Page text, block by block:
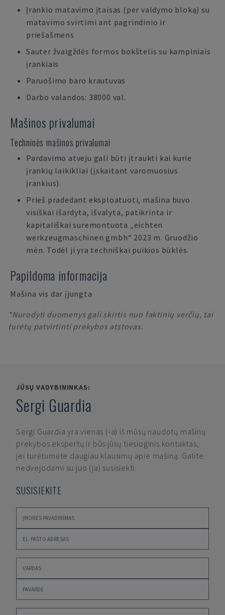
Įrankio matavimo įtaisas (per valdymo bloką) su
matavimo svirtimi ant pagrindinio ir
priešašmens
Sauter žvaigždės formos bokštelis su kampiniais
įrankiais
Paruošimo baro krautuvas
Darbo valandos: 38000 val.
Mašinos privalumai
Techninės mašinos privalumai
Pardavimo atveju gali būti įtraukti kai kurie
įrankių laikikliai (įskaitant varomuosius
įrankius).
Prieš pradedant eksploatuoti, mašina buvo
visiškai išardyta, išvalyta, patikrinta ir
kapitališkai suremontuota „eichten
werkzeugmaschinen gmbh“ 2023 m. Gruodžio
mėn. Todėl ji yra techniškai puikios būklės.
Papildoma informacija
Mašina vis dar įjungta
*Nurodyti duomenys gali skirtis nuo faktinių verčių, tai
turėtų patvirtinti prekybos atstovas.
JŪSŲ VADYBININKAS:
Sergi Guardia
Sergi Guardia yra vienas (-a) iš mūsų naudotų mašinų
prekybos ekspertų ir būs jūsų tiesioginis kontaktas,
jei turėtumėte daugiau klausimų apie mašiną. Galite
nedvejodami su juo (ja) susisiekti.
SUSISIEKITE